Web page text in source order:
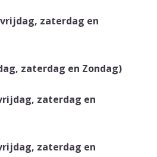
zaterdag en
zaterdag en Zondag)
zaterdag en
zaterdag en